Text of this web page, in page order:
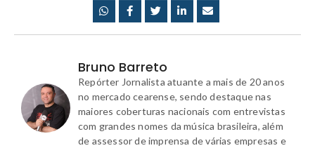
Bruno Barreto
Repórter Jornalista atuante a mais de 20 anos
no mercado cearense, sendo destaque nas
maiores coberturas nacionais com entrevistas
com grandes nomes da música brasileira, além
de assessor de imprensa de várias empresas e